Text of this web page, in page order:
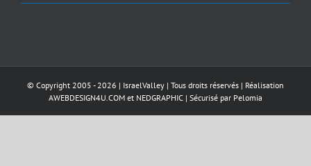
© Copyright 2005 -2026 | IsraelValley | Tous droits réservés | Réalisation
AWEBDESIGN4U.COM et NEDGRAPHIC | Sécurisé par Pelomia